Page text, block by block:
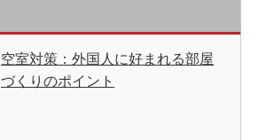
空室対策：外国人に好まれる部屋
づくりのポイント